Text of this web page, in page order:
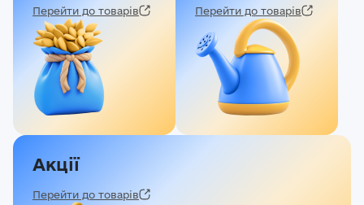
Перейти до товарів Перейти до товарів
Акції
Перейти до товарів